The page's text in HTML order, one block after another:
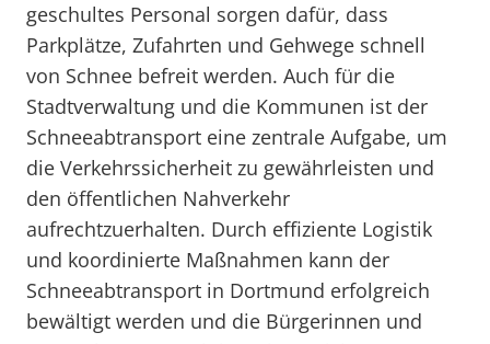
geschultes Personal sorgen dafür, dass
Parkplätze, Zufahrten und Gehwege schnell
von Schnee befreit werden. Auch für die
Stadtverwaltung und die Kommunen ist der
Schneeabtransport eine zentrale Aufgabe, um
die Verkehrssicherheit zu gewährleisten und
den öffentlichen Nahverkehr
aufrechtzuerhalten. Durch effiziente Logistik
und koordinierte Maßnahmen kann der
Schneeabtransport in Dortmund erfolgreich
bewältigt werden und die Bürgerinnen und